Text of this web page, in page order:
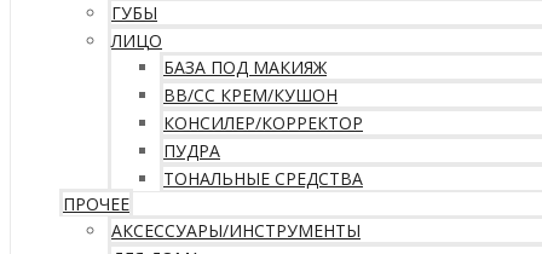
ГУБЫ
ЛИЦО
БАЗА ПОД МАКИЯЖ
ВВ/CC КРЕМ/КУШОН
КОНСИЛЕР/КОРРЕКТОР
ПУДРА
ТОНАЛЬНЫЕ СРЕДСТВА
ПРОЧЕЕ
АКСЕССУАРЫ/ИНСТРУМЕНТЫ